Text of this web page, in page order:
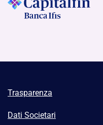
Trasparenza
Dati Societari